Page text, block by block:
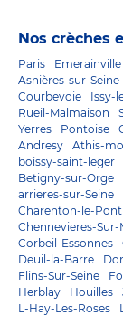
Nos crèches
Paris Emerainville
Asnières-sur-Seine
Courbevoie
Issy-
Rueil-Malmaison
Yerres
Pontoise
Andresy
Athis-
boissy-saint-leger
Betigny-sur-Orge
arrieres-sur-Seine
Charenton-le-Pont
Chennevieres-Sur-
Corbeil-Essonnes
Deuil-la-Barre
Flins-Sur-Seine
Herblay
Houilles
L-Hay-Les-Roses